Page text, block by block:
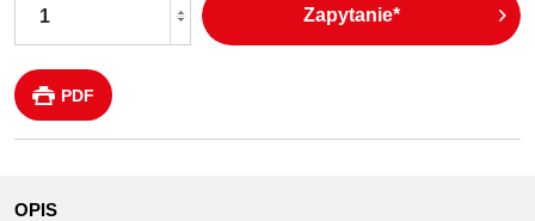
Zapytanie*
PDF
OPIS